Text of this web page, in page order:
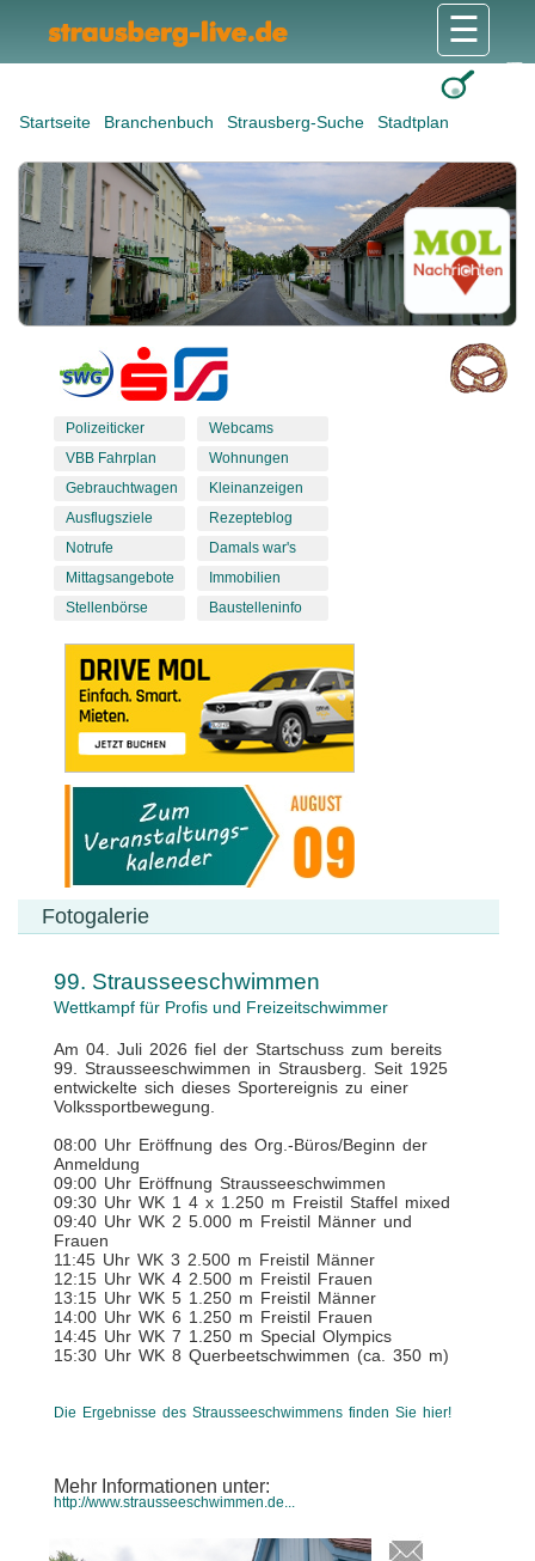
Startseite Branchenbuch Strausberg-Suche Stadtplan
☰
Polizeiticker
VBB Fahrplan
Gebrauchtwagen
Ausflugsziele
Notrufe
Mittagsangebote
Stellenbörse
Webcams
Wohnungen
Kleinanzeigen
Rezepteblog
Damals war's
Immobilien
Baustelleninfo
Fotogalerie
99. Strausseeschwimmen
Wettkampf für Profis und Freizeitschwimmer
Am 04. Juli 2026 fiel der Startschuss zum bereits
99. Strausseeschwimmen in Strausberg. Seit 1925
entwickelte sich dieses Sportereignis zu einer
Volkssportbewegung.
08:00 Uhr Eröffnung des Org.-Büros/Beginn der
Anmeldung
09:00 Uhr Eröffnung Strausseeschwimmen
09:30 Uhr WK 1 4 x 1.250 m Freistil Staffel mixed
09:40 Uhr WK 2 5.000 m Freistil Männer und
Frauen
11:45 Uhr WK 3 2.500 m Freistil Männer
12:15 Uhr WK 4 2.500 m Freistil Frauen
13:15 Uhr WK 5 1.250 m Freistil Männer
14:00 Uhr WK 6 1.250 m Freistil Frauen
14:45 Uhr WK 7 1.250 m Special Olympics
15:30 Uhr WK 8 Querbeetschwimmen (ca. 350 m)
Die Ergebnisse des Strausseeschwimmens finden Sie hier!
Mehr Informationen unter:
http://www.strausseeschwimmen.de...